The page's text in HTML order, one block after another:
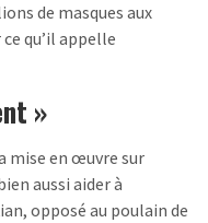
de masques aux
qu’il appelle
»
mise en œuvre sur
aussi aider à
opposé au poulain de